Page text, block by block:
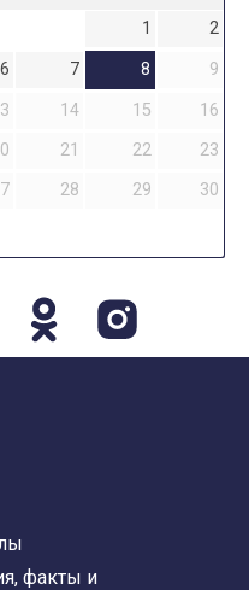
1
2
6 7 8
9
14 15
16
21 22
23
28 29
30
факты и